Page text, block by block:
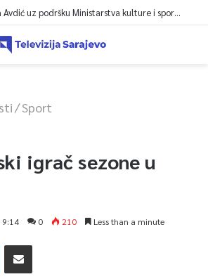
Bh. plivačica Iman Avdić uz podršku Ministarstva kulture i sporta KS kreće na Evropsko prvenstvo i Mediteranske igre
/Sport
igrač sezone u
9:14 0 210 Less than a minute